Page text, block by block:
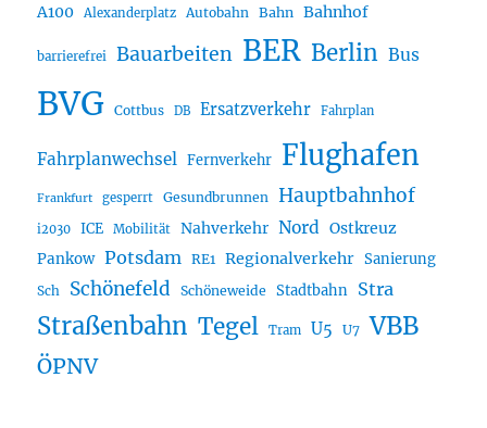
A100 Alexanderplatz Autobahn Bahn Bahnhof
barrierefrei Bauarbeiten BER Berlin Bus
BVG Cottbus DB Ersatzverkehr Fahrplan
Fahrplanwechsel Fernverkehr Flughafen
Frankfurt gesperrt Gesundbrunnen Hauptbahnhof
i2030 ICE Mobilität Nahverkehr Nord Ostkreuz
Pankow Potsdam RE1 Regionalverkehr Sanierung
Sch Schönefeld Schöneweide Stadtbahn Stra
Straßenbahn Tegel Tram U5 U7 VBB
ÖPNV